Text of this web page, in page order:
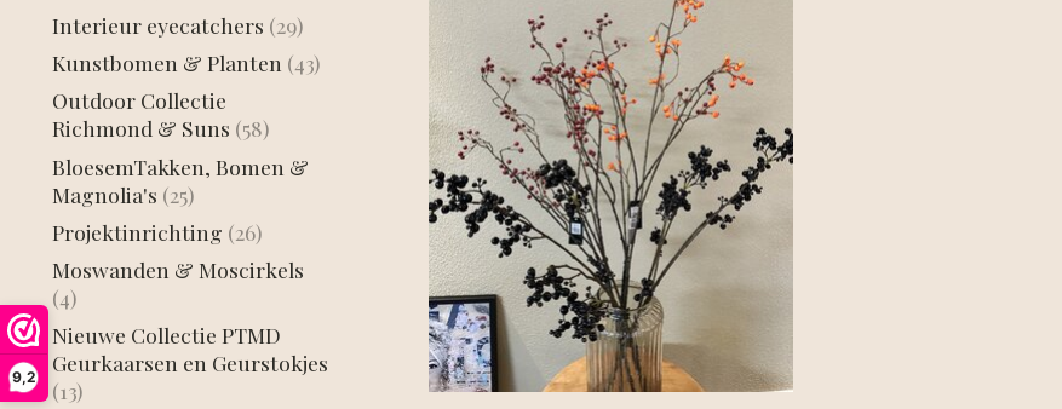
9,2
Interieur eyecatchers (29)
Kunstbomen & Planten (43)
Outdoor Collectie
Richmond & Suns (58)
BloesemTakken, Bomen &
Magnolia's (25)
Projektinrichting (26)
Moswanden & Moscirkels
(4)
Nieuwe Collectie PTMD
Geurkaarsen en Geurstokjes
(13)